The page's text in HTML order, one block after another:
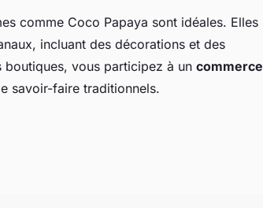
comme Coco Papaya sont idéales. Elles
incluant des décorations et des
boutiques, vous participez à un commerce
savoir-faire traditionnels.